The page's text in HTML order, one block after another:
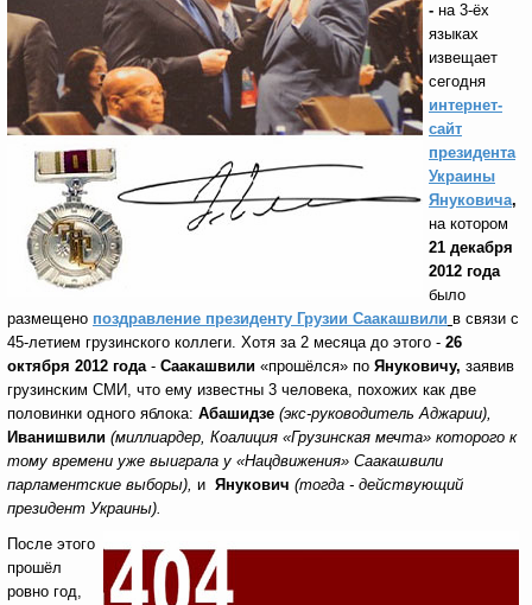
- на 3-ёх
языках
извещает
сегодня
интернет-
сайт
президента
Украины
Януковича,
на котором
21 декабря
2012 года
было
размещено поздравление президенту Грузии Саакашвили в связи с
45-летием грузинского коллеги. Хотя за 2 месяца до этого - 26
октября 2012 года- Саакашвили «прошёлся» по Януковичу, заявив
грузинским СМИ, что ему известны 3 человека, похожих как две
половинки одного яблока: Абашидзе (экс-руководитель Аджарии),
Иванишвили (миллиардер, Коалиция «Грузинская мечта» которого к
тому времени уже выиграла у «Нацдвижения» Саакашвили
парламентские выборы), и Янукович (тогда - действующий
президент Украины).
После этого
прошёл
ровно год,